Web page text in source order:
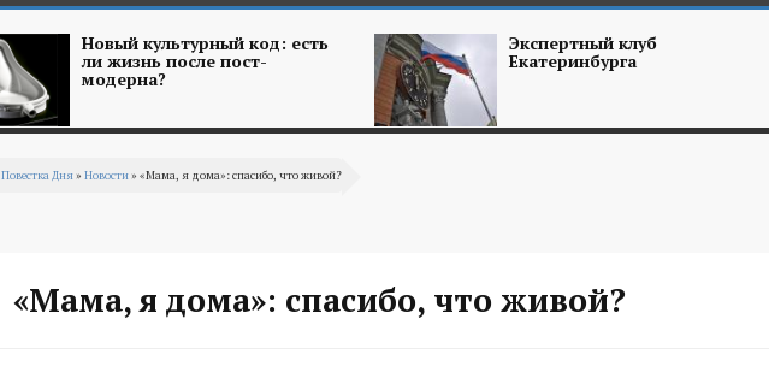
Новый культурный код: есть
ли жизнь после пост-
модерна?
Экспертный клуб
Екатеринбурга
Повестка Дня» Новости» «Мама, я дома»: спасибо, что живой?
«Мама, я дома»: спасибо, что живой?